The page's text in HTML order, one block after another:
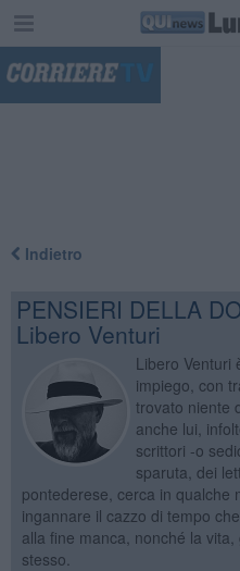
Indietro
PENSIERI DELLA
Libero Venturi
Libero Venturi
impiego, con
trovato niente
anche lui,
scrittori -o
sparuta, dei
pontederese, cerca in qualche
ingannare il cazzo di tempo
alla fine manca, nonché la
stesso.